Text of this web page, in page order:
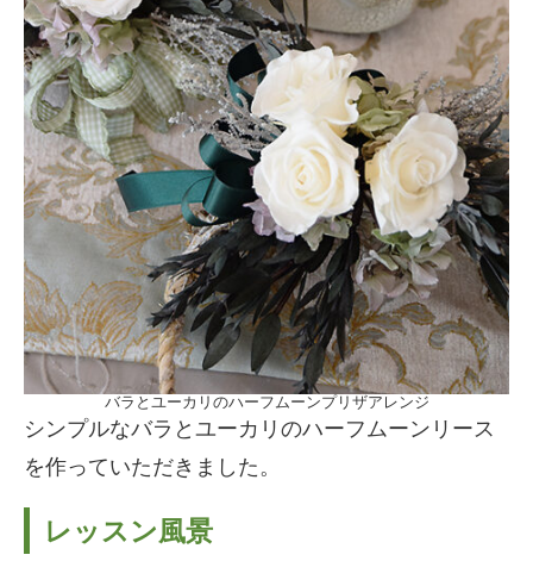
バラとユーカリのハーフムーンプリザアレンジ
シンプルなバラとユーカリのハーフムーンリース
を作っていただきました。
レッスン風景